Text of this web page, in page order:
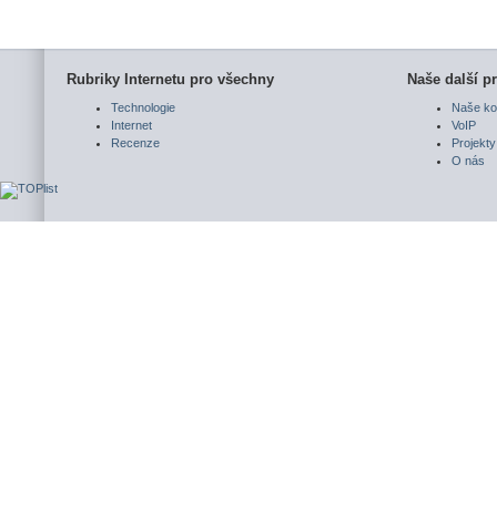
Rubriky Internetu pro všechny
Technologie
Internet
Recenze
Naše další
Naše
VoIP
Projekty
O nás